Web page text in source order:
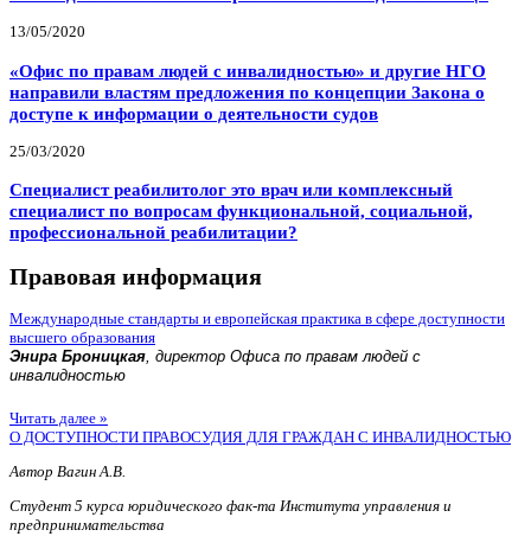
13/05/2020
«Офис по правам людей с инвалидностью» и другие НГО
направили властям предложения по концепции Закона о
доступе к информации о деятельности судов
25/03/2020
Специалист реабилитолог это врач или комплексный
специалист по вопросам функциональной, социальной,
профессиональной реабилитации?
Правовая информация
Международные стандарты и европейская практика в сфере доступности
высшего образования
Энира Броницкая, директор Офиса по правам людей с
инвалидностью
Читать далее »
О ДОСТУПНОСТИ ПРАВОСУДИЯ ДЛЯ ГРАЖДАН С ИНВАЛИДНОСТЬЮ
Автор Вагин А.В.
Студент 5 курса юридического фак-та Института управления и
предпринимательства